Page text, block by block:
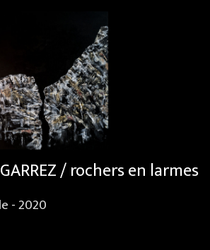
/ rochers en larmes
- 2020